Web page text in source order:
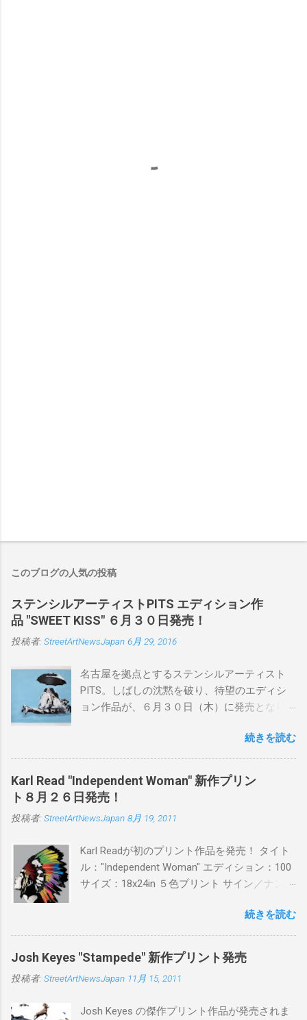
このブログの人気の投稿
ステンシルアーティストPITS エディション作
品 "SWEET KISS" ６月３０日発売！
投稿者: StreetArtNewsJapan 6月 29, 2016
名古屋を拠点とするステンシルアーティスト
PITS。しばしの沈黙を破り、待望のエディシ
ョン作品が、６月３０日（木）に発売となり
品に落とし込むスタイルは今作でも健在。(
PITSの過去記事はこちらから ) 発売日：6月30
日(木)19時 タイトル：SWEET KISS カラー：
BLUE/MINT GREEN/PINK/YELLOW エディショ
ン：各色５ サイズ：800mm × 550mm 価格：
¥16,000(¥17,280) 購入は、 こちら から
続きを読む
Karl Read "Independent Woman" 新作プリン
ト８月２６日発売！
投稿者: StreetArtNewsJapan 8月 19, 2011
Karl Readが初のプリント作品を発売！ タイト
ル："Independent Woman" エディション：100
サイズ：18x24in ５色プリント サイン／ナンバ
ドフィニッシュバージョン（エディション：
25）$125 購入は８月２６日に こちら から
続きを読む
Josh Keyes "Stampede" 新作プリント発売
投稿者: StreetArtNewsJapan 11月 15, 2011
Josh Keyes の傑作プリント作品が発売されま